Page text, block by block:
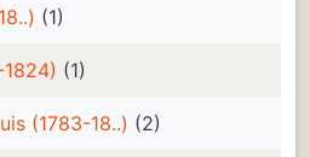
(1)
(1)
(1783-18..) (2)